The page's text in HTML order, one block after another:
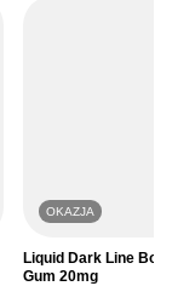
OKAZJA
Liquid Dark Line
Gum 20mg